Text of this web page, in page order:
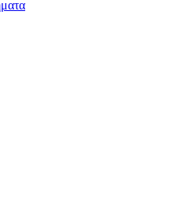
τεχνολογία όπως cookies
πρόσβαση σε πληροφορίες
προβολή εξατομικευμένων
Επίσης, κοινοποιούμε